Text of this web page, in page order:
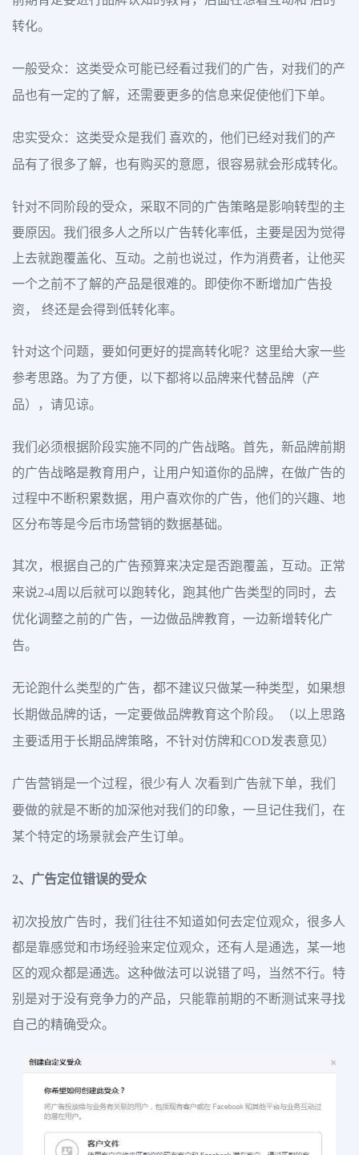
转化。
一般受众：这类受众可能已经看过我们的广告，对我们的产
品也有一定的了解，还需要更多的信息来促使他们下单。
忠实受众：这类受众是我们 喜欢的，他们已经对我们的产
品有了很多了解，也有购买的意愿，很容易就会形成转化。
针对不同阶段的受众，采取不同的广告策略是影响转型的主
要原因。我们很多人之所以广告转化率低，主要是因为觉得
上去就跑覆盖化、互动。之前也说过，作为消费者，让他买
一个之前不了解的产品是很难的。即使你不断增加广告投
资， 终还是会得到低转化率。
针对这个问题，要如何更好的提高转化呢？这里给大家一些
参考思路。为了方便，以下都将以品牌来代替品牌（产
品），请见谅。
我们必须根据阶段实施不同的广告战略。首先，新品牌前期
的广告战略是教育用户，让用户知道你的品牌，在做广告的
过程中不断积累数据，用户喜欢你的广告，他们的兴趣、地
区分布等是今后市场营销的数据基础。
其次，根据自己的广告预算来决定是否跑覆盖，互动。正常
来说2-4周以后就可以跑转化，跑其他广告类型的同时，去
优化调整之前的广告，一边做品牌教育，一边新增转化广
告。
无论跑什么类型的广告，都不建议只做某一种类型，如果想
长期做品牌的话，一定要做品牌教育这个阶段。（以上思路
主要适用于长期品牌策略，不针对仿牌和COD发表意见）
广告营销是一个过程，很少有人 次看到广告就下单，我们
要做的就是不断的加深他对我们的印象，一旦记住我们，在
某个特定的场景就会产生订单。
2、广告定位错误的受众
初次投放广告时，我们往往不知道如何去定位观众，很多人
都是靠感觉和市场经验来定位观众，还有人是通选，某一地
区的观众都是通选。这种做法可以说错了吗，当然不行。特
别是对于没有竞争力的产品，只能靠前期的不断测试来寻找
自己的精确受众。